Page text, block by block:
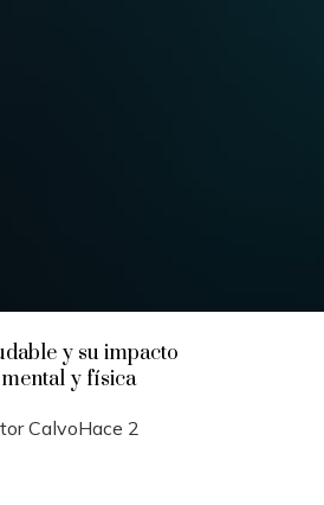
y su impacto
y física
CalvoHace 2